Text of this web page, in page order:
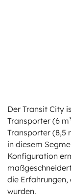
Der Transit City
Transporter (6
Transporter (8,5
in diesem
Konfiguration
die
wurden.